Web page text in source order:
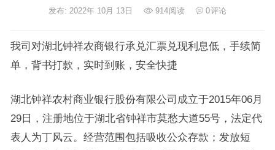
发布: 2022年 10月 13日 914阅读 0评论
我司对湖北钟祥农商银行承兑汇票兑现利息低，手续简
单，背书打款，实时到账，安全快捷
湖北钟祥农村商业银行股份有限公司成立于2015年06月
29日，注册地位于湖北省钟祥市莫愁大道55号，法定代
表人为丁风云。经营范围包括吸收公众存款；发放短